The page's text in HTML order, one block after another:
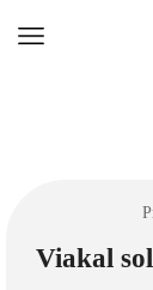
Viakal